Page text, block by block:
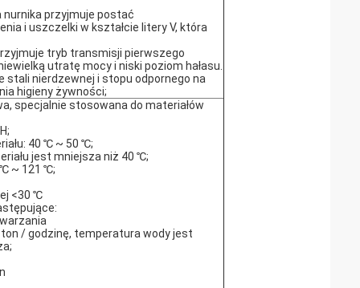
przyjmuje postać
i uszczelki w kształcie litery V, która
tryb transmisji pierwszego
utratę mocy i niski poziom hałasu.
stali nierdzewnej i stopu odpornego na
higieny żywności;
specjalnie stosowana do materiałów
40 ℃ ~ 50 ℃;
jest mniejsza niż 40 ℃;
~ 121 ℃;
<30 ℃
/ godzinę, temperatura wody jest